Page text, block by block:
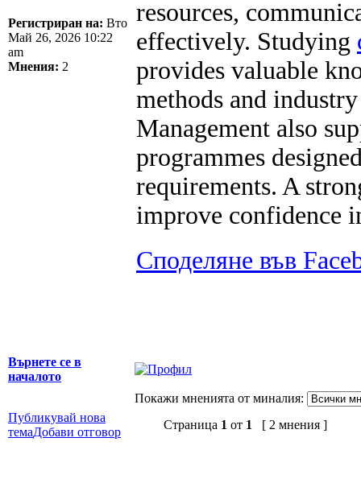
Регистриран на: Вто
Май 26, 2026 10:22
am
Мнения: 2
resources,
effectively. Studying
provides valuable
methods and
Management also
programmes
requirements. A
improve confidence
Споделяне във
Върнете се в
началото
Покажи мненията от миналия:
Публикувай нова
темаДобави отговор
Страница 1 от 1 [ 2 мнения ]